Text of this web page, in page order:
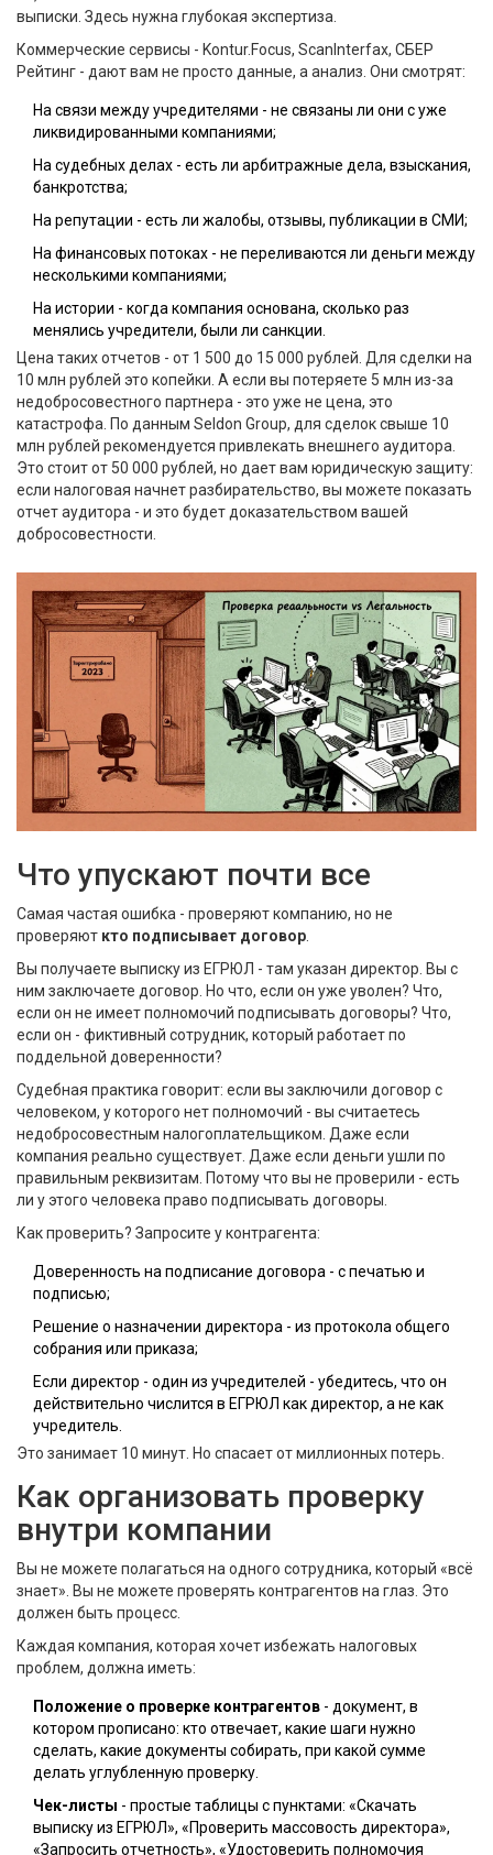
выписки. Здесь нужна глубокая экспертиза.
Коммерческие сервисы - Kontur.Focus, ScanInterfax, СБЕР
Рейтинг - дают вам не просто данные, а анализ. Они смотрят:
На связи между учредителями - не связаны ли они с уже
ликвидированными компаниями;
На судебных делах - есть ли арбитражные дела, взыскания,
банкротства;
На репутации - есть ли жалобы, отзывы, публикации в СМИ;
На финансовых потоках - не переливаются ли деньги между
несколькими компаниями;
На истории - когда компания основана, сколько раз
менялись учредители, были ли санкции.
Цена таких отчетов - от 1 500 до 15 000 рублей. Для сделки на
10 млн рублей это копейки. А если вы потеряете 5 млн из-за
недобросовестного партнера - это уже не цена, это
катастрофа. По данным Seldon Group, для сделок свыше 10
млн рублей рекомендуется привлекать внешнего аудитора.
Это стоит от 50 000 рублей, но дает вам юридическую защиту:
если налоговая начнет разбирательство, вы можете показать
отчет аудитора - и это будет доказательством вашей
добросовестности.
Что упускают почти все
Самая частая ошибка - проверяют компанию, но не
проверяют кто подписывает договор.
Вы получаете выписку из ЕГРЮЛ - там указан директор. Вы с
ним заключаете договор. Но что, если он уже уволен? Что,
если он не имеет полномочий подписывать договоры? Что,
если он - фиктивный сотрудник, который работает по
поддельной доверенности?
Судебная практика говорит: если вы заключили договор с
человеком, у которого нет полномочий - вы считаетесь
недобросовестным налогоплательщиком. Даже если
компания реально существует. Даже если деньги ушли по
правильным реквизитам. Потому что вы не проверили - есть
ли у этого человека право подписывать договоры.
Как проверить? Запросите у контрагента:
Доверенность на подписание договора - с печатью и
подписью;
Решение о назначении директора - из протокола общего
собрания или приказа;
Если директор - один из учредителей - убедитесь, что он
действительно числится в ЕГРЮЛ как директор, а не как
учредитель.
Это занимает 10 минут. Но спасает от миллионных потерь.
Как организовать проверку
внутри компании
Вы не можете полагаться на одного сотрудника, который «всё
знает». Вы не можете проверять контрагентов на глаз. Это
должен быть процесс.
Каждая компания, которая хочет избежать налоговых
проблем, должна иметь:
Положение о проверке контрагентов - документ, в
котором прописано: кто отвечает, какие шаги нужно
сделать, какие документы собирать, при какой сумме
делать углубленную проверку.
Чек-листы - простые таблицы с пунктами: «Скачать
выписку из ЕГРЮЛ», «Проверить массовость директора»,
«Запросить отчетность», «Удостоверить полномочия